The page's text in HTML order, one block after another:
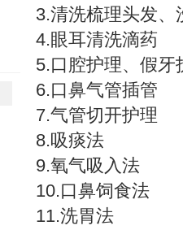
3.清洗梳理头发、
4.眼耳清洗滴药
5.口腔护理、假牙
6.口鼻气管插管
7.气管切开护理
8.吸痰法
9.氧气吸入法
10.口鼻饲食法
11.洗胃法